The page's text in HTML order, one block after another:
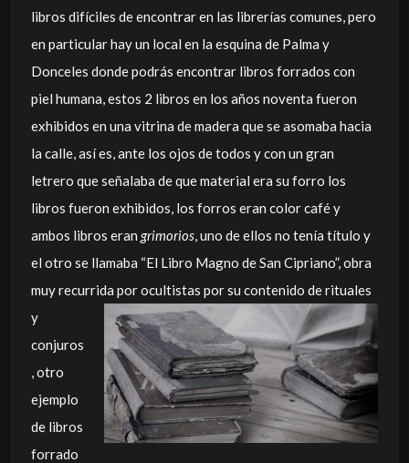
libros difíciles de encontrar en las librerías comunes, pero
en particular hay un local en la esquina de Palma y
Donceles donde podrás encontrar libros forrados con
piel humana, estos 2 libros en los años noventa fueron
exhibidos en una vitrina de madera que se asomaba hacia
la calle, así es, ante los ojos de todos y con un gran
letrero que señalaba de que material era su forro los
libros fueron exhibidos, los forros eran color café y
ambos libros eran grimorios, uno de ellos no tenía título y
el otro se llamaba “El Libro Magno de San Cipriano”, obra
muy recurrida por ocultistas por su contenido de rituales
y
conjuros
, otro
ejemplo
de libros
forrado